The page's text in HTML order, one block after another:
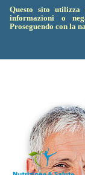
Questo sito
informazioni o
Proseguendo con la